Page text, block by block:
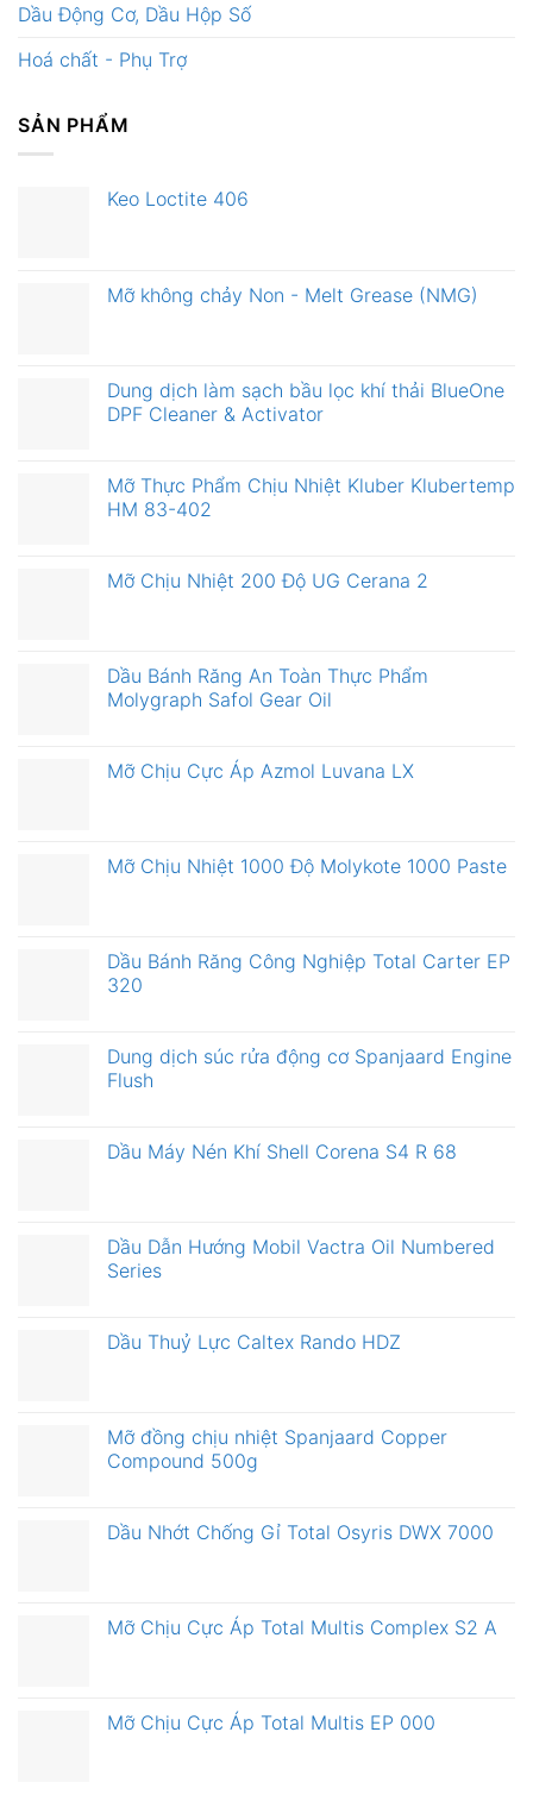
Dầu Động Cơ, Dầu Hộp Số
Hoá chất - Phụ Trợ
SẢN PHẨM
Keo Loctite 406
Mỡ không chảy Non - Melt Grease (NMG)
Dung dịch làm sạch bầu lọc khí thải BlueOne
DPF Cleaner & Activator
Mỡ Thực Phẩm Chịu Nhiệt Kluber Klubertemp
HM 83-402
Mỡ Chịu Nhiệt 200 Độ UG Cerana 2
Dầu Bánh Răng An Toàn Thực Phẩm
Molygraph Safol Gear Oil
Mỡ Chịu Cực Áp Azmol Luvana LX
Mỡ Chịu Nhiệt 1000 Độ Molykote 1000 Paste
Dầu Bánh Răng Công Nghiệp Total Carter EP
320
Dung dịch súc rửa động cơ Spanjaard Engine
Flush
Dầu Máy Nén Khí Shell Corena S4 R 68
Dầu Dẫn Hướng Mobil Vactra Oil Numbered
Series
Dầu Thuỷ Lực Caltex Rando HDZ
Mỡ đồng chịu nhiệt Spanjaard Copper
Compound 500g
Dầu Nhớt Chống Gỉ Total Osyris DWX 7000
Mỡ Chịu Cực Áp Total Multis Complex S2 A
Mỡ Chịu Cực Áp Total Multis EP 000